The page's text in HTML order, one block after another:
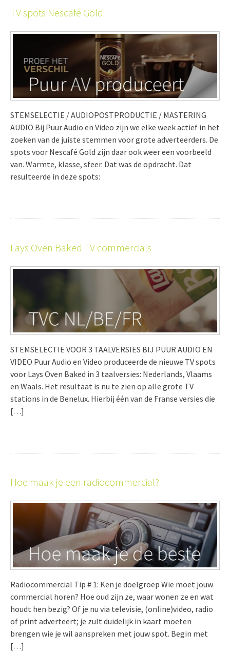
TV spots Nescafé Gold
STEMSELECTIE / AUDIOPOSTPRODUCTIE / MASTERING
AUDIO Bij Puur Audio en Video zijn we elke week actief in het
zoeken van de juiste stemmen voor grote adverteerders. De
spots voor Nescafé Gold zijn daar ook weer een voorbeeld
van. Warmte, klasse, sfeer. Dat was de opdracht. Dat
resulteerde in deze spots:
Lays Oven Baked TV commercials
STEMSELECTIE VOOR 3 TAALVERSIES BIJ PUUR AUDIO EN
VIDEO Puur Audio en Video produceerde de nieuwe TV spots
voor Lays Oven Baked in 3 taalversies: Nederlands, Vlaams
en Waals. Het resultaat is nu te zien op alle grote TV
stations in de Benelux. Hierbij één van de Franse versies die
[…]
Hoe maak je een radiocommercial?
Radiocommercial Tip # 1: Ken je doelgroep Wie moet jouw
commercial horen? Hoe oud zijn ze, waar wonen ze en wat
houdt hen bezig? Of je nu via televisie, (online)video, radio
of print adverteert; je zult duidelijk in kaart moeten
brengen wie je wil aanspreken met jouw spot. Begin met
[…]